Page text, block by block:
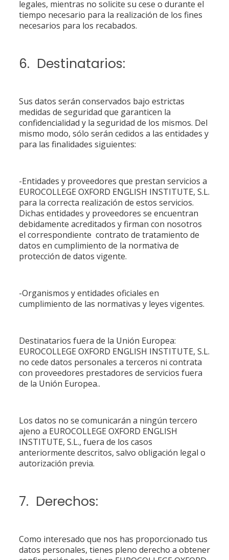
legales, mientras no solicite su cese o durante el
tiempo necesario para la realización de los fines
necesarios para los recabados.
6. Destinatarios:
Sus datos serán conservados bajo estrictas
medidas de seguridad que garanticen la
confidencialidad y la seguridad de los mismos. Del
mismo modo, sólo serán cedidos a las entidades y
para las finalidades siguientes:
-Entidades y proveedores que prestan servicios a
EUROCOLLEGE OXFORD ENGLISH INSTITUTE, S.L.
para la correcta realización de estos servicios.
Dichas entidades y proveedores se encuentran
debidamente acreditados y firman con nosotros
el correspondiente contrato de tratamiento de
datos en cumplimiento de la normativa de
protección de datos vigente.
-Organismos y entidades oficiales en
cumplimiento de las normativas y leyes vigentes.
Destinatarios fuera de la Unión Europea:
EUROCOLLEGE OXFORD ENGLISH INSTITUTE, S.L.
no cede datos personales a terceros ni contrata
con proveedores prestadores de servicios fuera
de la Unión Europea..
Los datos no se comunicarán a ningún tercero
ajeno a EUROCOLLEGE OXFORD ENGLISH
INSTITUTE, S.L., fuera de los casos
anteriormente descritos, salvo obligación legal o
autorización previa.
7. Derechos:
Como interesado que nos has proporcionado tus
datos personales, tienes pleno derecho a obtener